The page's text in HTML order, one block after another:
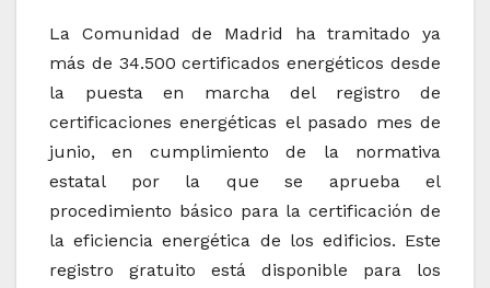
La Comunidad de Madrid ha tramitado ya
más de 34.500 certificados energéticos desde
la puesta en marcha del registro de
certificaciones energéticas el pasado mes de
junio, en cumplimiento de la normativa
estatal por la que se aprueba el
procedimiento básico para la certificación de
la eficiencia energética de los edificios. Este
registro gratuito está disponible para los